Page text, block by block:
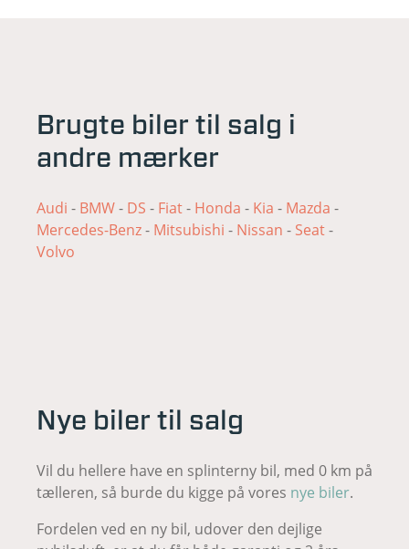
Brugte biler til salg i
andre mærker
Audi - BMW- DS - Fiat- Honda - Kia - Mazda -
Mercedes-Benz- Mitsubishi - Nissan - Seat-
Volvo
Nye biler til salg
Vil du hellere have en splinterny bil, med 0 km på
tælleren, så burde du kigge på vores nye biler.
Fordelen ved en ny bil, udover den dejlige